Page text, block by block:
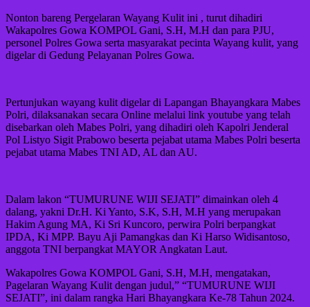
Nonton bareng Pergelaran Wayang Kulit ini , turut dihadiri
Wakapolres Gowa KOMPOL Gani, S.H, M.H dan para PJU,
personel Polres Gowa serta masyarakat pecinta Wayang kulit, yang
digelar di Gedung Pelayanan Polres Gowa.
Pertunjukan wayang kulit digelar di Lapangan Bhayangkara Mabes
Polri, dilaksanakan secara Online melalui link youtube yang telah
disebarkan oleh Mabes Polri, yang dihadiri oleh Kapolri Jenderal
Pol Listyo Sigit Prabowo beserta pejabat utama Mabes Polri beserta
pejabat utama Mabes TNI AD, AL dan AU.
Dalam lakon “TUMURUNE WIJI SEJATI” dimainkan oleh 4
dalang, yakni Dr.H. Ki Yanto, S.K, S.H, M.H yang merupakan
Hakim Agung MA, Ki Sri Kuncoro, perwira Polri berpangkat
IPDA, Ki MPP. Bayu Aji Pamangkas dan Ki Harso Widisantoso,
anggota TNI berpangkat MAYOR Angkatan Laut.
Wakapolres Gowa KOMPOL Gani, S.H, M.H, mengatakan,
Pagelaran Wayang Kulit dengan judul,” “TUMURUNE WIJI
SEJATI”, ini dalam rangka Hari Bhayangkara Ke-78 Tahun 2024.